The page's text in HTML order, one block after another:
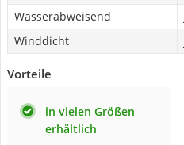
Wasserabweisend
Winddicht
Vorteile
in vielen Größen
erhältlich